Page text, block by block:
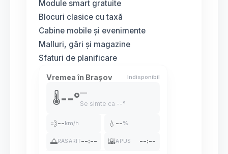
Module smart gratuite
Blocuri clasice cu taxă
Cabine mobile și evenimente
Malluri, gări și magazine
Sfaturi de planificare
Vremea în Brașov Indisponibil
🌡️--°—
Se simte ca --°
💨--km/h 💧 --%
🌅RĂSĂRIT--:-- 🌇APUS --:--